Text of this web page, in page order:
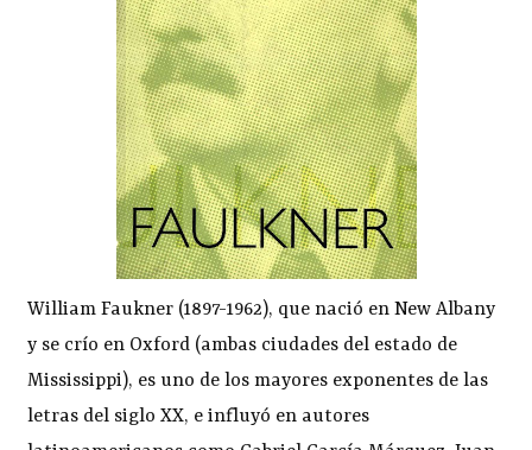
William Faukner (1897-1962), que nació en New Albany
y se crío en Oxford (ambas ciudades del estado de
Mississippi), es uno de los mayores exponentes de las
letras del siglo XX, e influyó en autores